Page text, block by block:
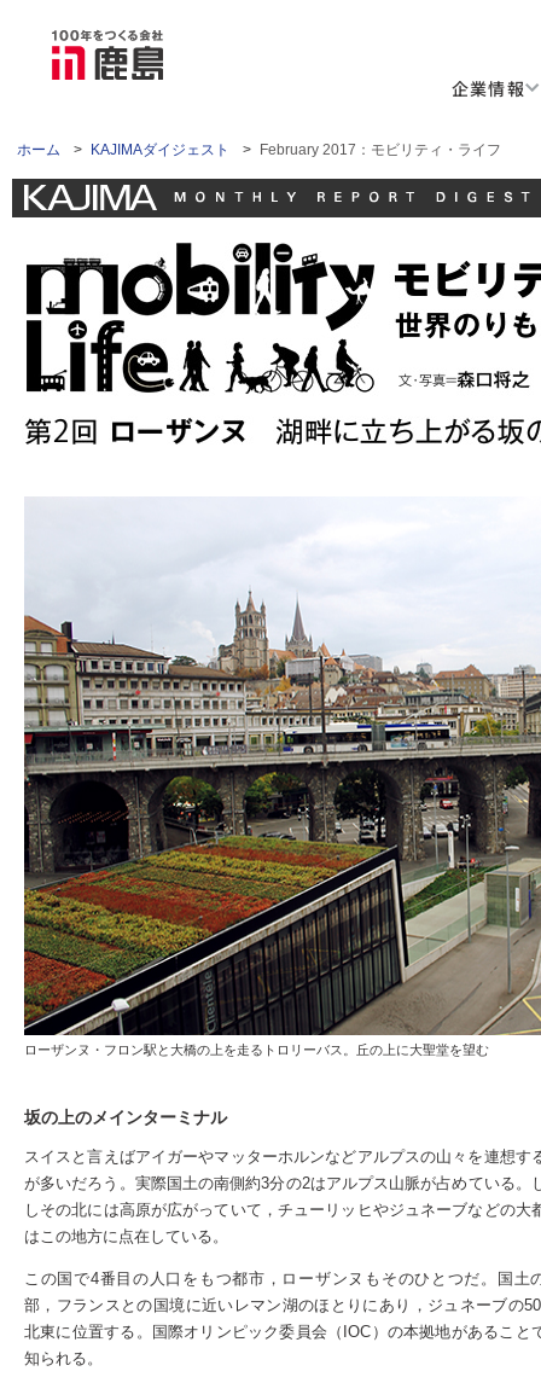
企業情報
ホーム > KAJIMAダイジェスト > February 2017：モビリティ・ライフ
ローザンヌ・フロン駅と大橋の上を走るトロリーバス。丘の上に大聖堂を望む
坂の上のメインターミナル
スイスと言えばアイガーやマッターホルンなどアルプスの山々を連想す
が多いだろう。実際国土の南側約3分の2はアルプス山脈が占めている。
しその北には高原が広がっていて，チューリッヒやジュネーブなどの大
はこの地方に点在している。
この国で4番目の人口をもつ都市，ローザンヌもそのひとつだ。国土
部，フランスとの国境に近いレマン湖のほとりにあり，ジュネーブの
北東に位置する。国際オリンピック委員会（IOC）の本拠地があること
知られる。